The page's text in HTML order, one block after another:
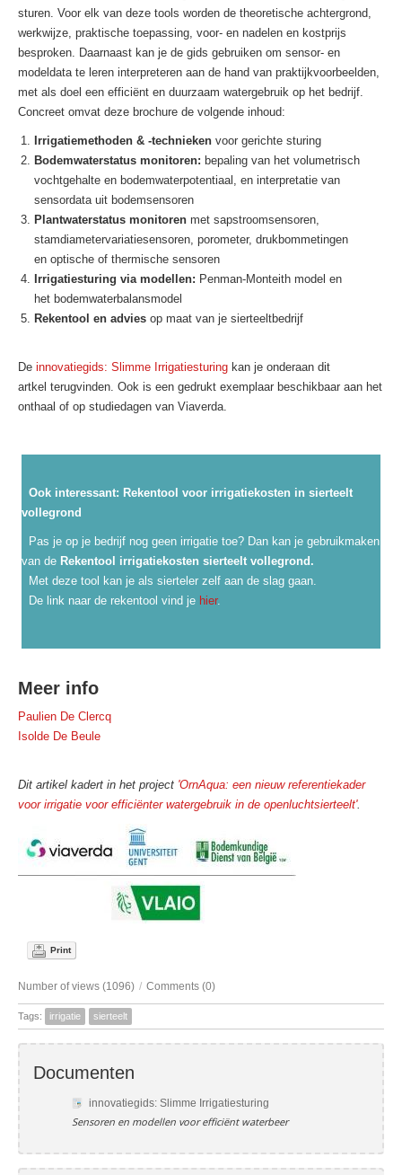
sturen. Voor elk van deze tools worden de theoretische achtergrond,
werkwijze, praktische toepassing, voor- en nadelen en kostprijs
besproken. Daarnaast kan je de gids gebruiken om sensor- en
modeldata te leren interpreteren aan de hand van praktijkvoorbeelden,
met als doel een efficiënt en duurzaam watergebruik op het bedrijf.
Concreet omvat deze brochure de volgende inhoud:
Irrigatiemethoden & -technieken voor gerichte sturing
Bodemwaterstatus monitoren: bepaling van het volumetrisch
vochtgehalte en bodemwaterpotentiaal, en interpretatie van
sensordata uit bodemsensoren
Plantwaterstatus monitoren met sapstroomsensoren,
stamdiametervariatiesensoren, porometer, drukbommetingen
en optische of thermische sensoren
Irrigatiesturing via modellen: Penman-Monteith model en
het bodemwaterbalansmodel
Rekentool en advies op maat van je sierteeltbedrijf
De innovatiegids: Slimme Irrigatiesturing kan je onderaan dit
artkel terugvinden. Ook is een gedrukt exemplaar beschikbaar aan het
onthaal of op studiedagen van Viaverda.
Ook interessant: Rekentool voor irrigatiekosten in sierteelt
vollegrond
Pas je op je bedrijf nog geen irrigatie toe? Dan kan je gebruikmaken
van de Rekentool irrigatiekosten sierteelt vollegrond.
Met deze tool kan je als sierteler zelf aan de slag gaan.
De link naar de rekentool vind je hier.
Meer info
Paulien De Clercq
Isolde De Beule
Dit artikel kadert in het project 'OrnAqua: een nieuw referentiekader
voor irrigatie voor efficiënter watergebruik in de openluchtsierteelt'.
Print
Number of views (1096) / Comments (0)
Tags: irrigatie sierteelt
Documenten
innovatiegids: Slimme Irrigatiesturing
Sensoren en modellen voor efficiënt waterbeer